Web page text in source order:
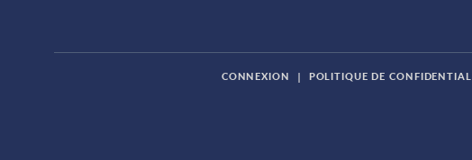
CONNEXION | POLITIQUE DE